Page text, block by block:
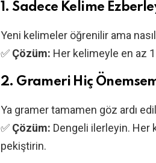
1.Sadece Kelime
Yeni kelimeler öğrenilir ama nasıl
✅ Çözüm: Her kelimeyle en az
2. Grameri Hiç
Ya gramer tamamen göz ardı
✅ Çözüm: Dengeli ilerleyin. Her
pekiştirin.